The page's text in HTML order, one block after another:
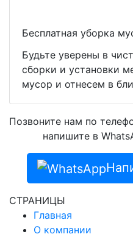
Бесплатная уборка
Будьте уверены в
сборки и установки
мусор и отнесем в
Позвоните нам по
напишите в
СТРАНИЦЫ
Главная
О компании